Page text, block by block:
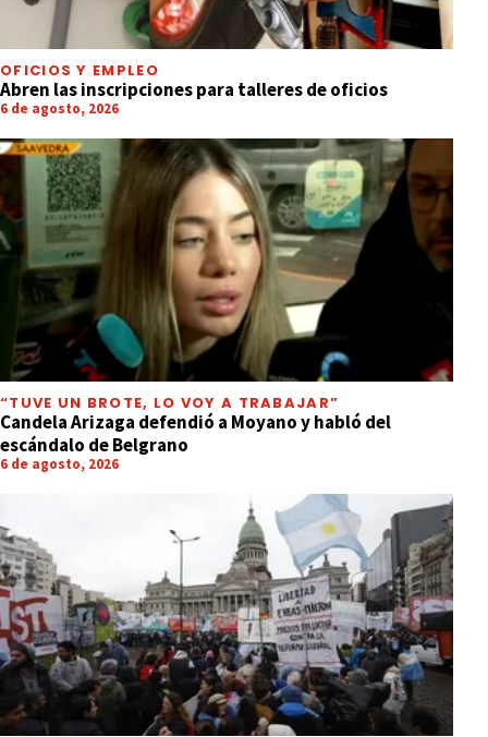
OFICIOS Y EMPLEO
Abren las inscripciones para talleres de oficios
6 de agosto, 2026
“TUVE UN BROTE, LO VOY A TRABAJAR”
Candela Arizaga defendió a Moyano y habló del
escándalo de Belgrano
6 de agosto, 2026